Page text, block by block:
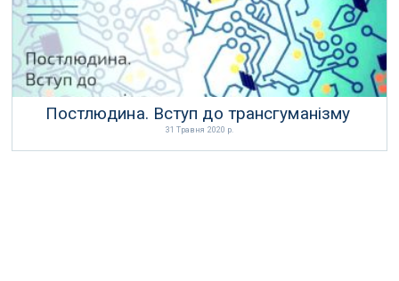
Постлюдина. Вступ до трансгуманізму
31 Травня 2020 р.